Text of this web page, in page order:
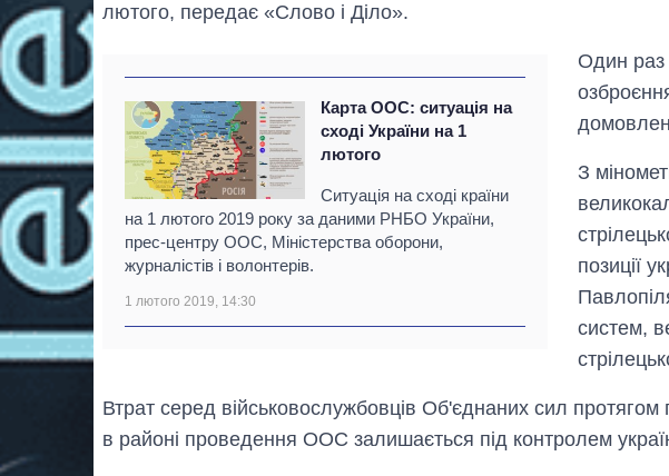
лютого, передає «Слово і Діло».
Карта ООС: ситуація на
сході України на 1
лютого
Ситуація на сході країни
на 1 лютого 2019 року за даними РНБО України,
прес-центру ООС, Міністерства оборони,
журналістів і волонтерів.
1 лютого 2019, 14:30
Один раз
З
позиції
систем,
Втрат серед військовослужбовців Об'єднаних сил протягом
в районі проведення ООС залишається під контролем